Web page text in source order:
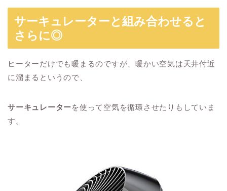
サーキュレーターと組み合わせると
さらに◎
ヒーターだけでも暖まるのですが、暖かい空気は天井付近
に溜まるというので、
サーキュレーターを使って空気を循環させたりもしていま
す。